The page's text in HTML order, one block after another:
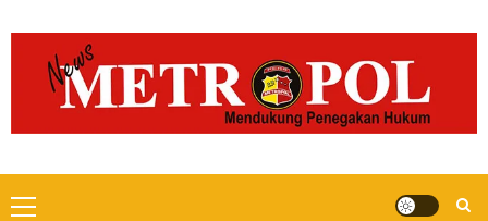
to
content
Primary